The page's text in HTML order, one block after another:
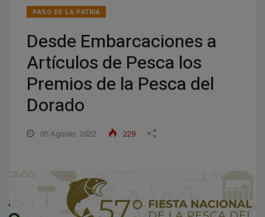
PASO DE LA PATRIA
Desde Embarcaciones a
Artículos de Pesca los
Premios de la Pesca del
Dorado
05 Agosto, 2022 229